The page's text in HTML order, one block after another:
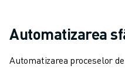
Automatizarea
Automatizarea proceselor